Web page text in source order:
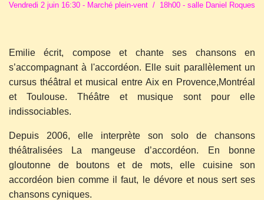
Vendredi 2 juin 16:30 - Marché plein-vent / 18h00 - salle Daniel Roques
Emilie écrit, compose et chante ses chansons en
s’accompagnant à l'accordéon. Elle suit parallèlement un
cursus théâtral et musical entre Aix en Provence,Montréal
et Toulouse. Théâtre et musique sont pour elle
indissociables.
Depuis 2006, elle interprète son solo de chansons
théâtralisées La mangeuse d’accordéon. En bonne
gloutonne de boutons et de mots, elle cuisine son
accordéon bien comme il faut, le dévore et nous sert ses
chansons cyniques.